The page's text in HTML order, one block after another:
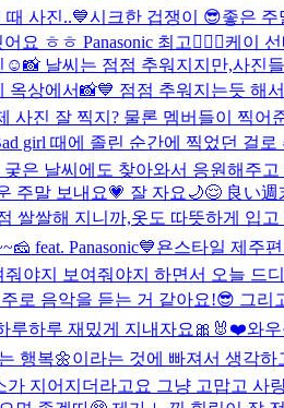
사진..💙시크한 겁쟁이 😎좋은 주
ㅎㅎ Panasonic 최고👍🏻💓케이
날씨는 점점 추워지지만,사진
옥상에서📸💙 점점 추워지는듯 해
사진 잘 찍지? 물론 멤버들이 찍
girl 때에 졸린 순간에 찍었던 걸
은 날씨에도 찾아와서 응원해주
주말 보내요💗 잘 자요🌙😌 良い
쌀해 지니까,옷도 따뜻하게 입
feat. Panasonic💙욘스타일 제주
야지 보여줘야지 하면서 오늘 드
로 음악을 듣는 거 같아요!😎 그
루하루 재밌게 지내자요🎀🐰❤️와우
행복🌼이라는 것에 빠져서 생각
지어지더라고요 그냥 고맙고 사